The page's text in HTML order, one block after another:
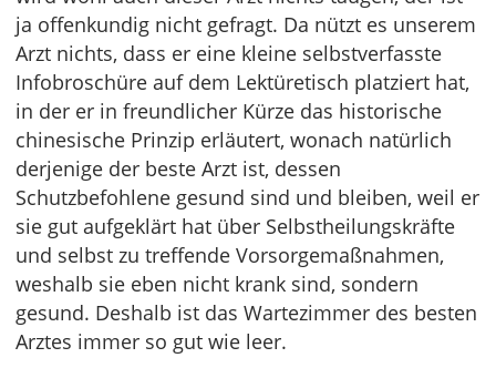
ja offenkundig nicht gefragt. Da nützt es unserem
Arzt nichts, dass er eine kleine selbstverfasste
Infobroschüre auf dem Lektüretisch platziert hat,
in der er in freundlicher Kürze das historische
chinesische Prinzip erläutert, wonach natürlich
derjenige der beste Arzt ist, dessen
Schutzbefohlene gesund sind und bleiben, weil er
sie gut aufgeklärt hat über Selbstheilungskräfte
und selbst zu treffende Vorsorgemaßnahmen,
weshalb sie eben nicht krank sind, sondern
gesund. Deshalb ist das Wartezimmer des besten
Arztes immer so gut wie leer.